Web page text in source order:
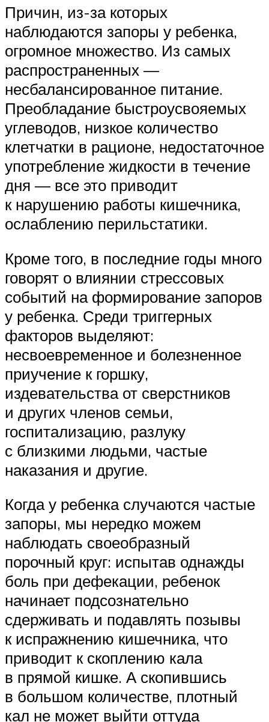
Причин, из-за которых
наблюдаются запоры у ребенка,
огромное множество. Из самых
распространенных —
несбалансированное питание.
Преобладание быстроусвояемых
углеводов, низкое количество
клетчатки в рационе, недостаточное
употребление жидкости в течение
дня — все это приводит
к нарушению работы кишечника,
ослаблению перильстатики.
Кроме того, в последние годы много
говорят о влиянии стрессовых
событий на формирование запоров
у ребенка. Среди триггерных
факторов выделяют:
несвоевременное и болезненное
приучение к горшку,
издевательства от сверстников
и других членов семьи,
госпитализацию, разлуку
с близкими людьми, частые
наказания и другие.
Когда у ребенка случаются частые
запоры, мы нередко можем
наблюдать своеобразный
порочный круг: испытав однажды
боль при дефекации, ребенок
начинает подсознательно
сдерживать и подавлять позывы
к испражнению кишечника, что
приводит к скоплению кала
в прямой кишке. А скопившись
в большом количестве, плотный
кал не может выйти оттуда